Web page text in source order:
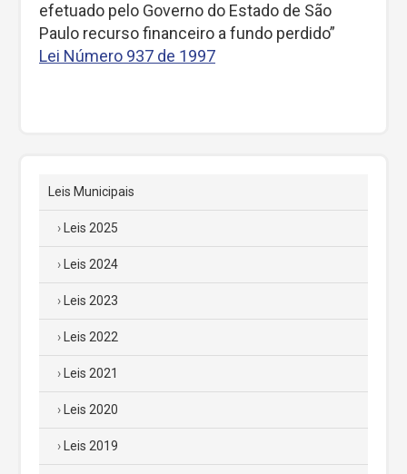
efetuado pelo Governo do Estado de São
Paulo recurso financeiro a fundo perdido”
Lei Número 937 de 1997
Leis Municipais
Leis 2025
Leis 2024
Leis 2023
Leis 2022
Leis 2021
Leis 2020
Leis 2019